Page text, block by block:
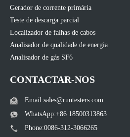
Gerador de corrente primária
Teste de descarga parcial
Localizador de falhas de cabos
Analisador de qualidade de energia
Analisador de gás SF6
CONTACTAR-NOS
Email:sales@runtesters.com
WhatsApp:+86 18500313863
Phone:0086-312-3066265